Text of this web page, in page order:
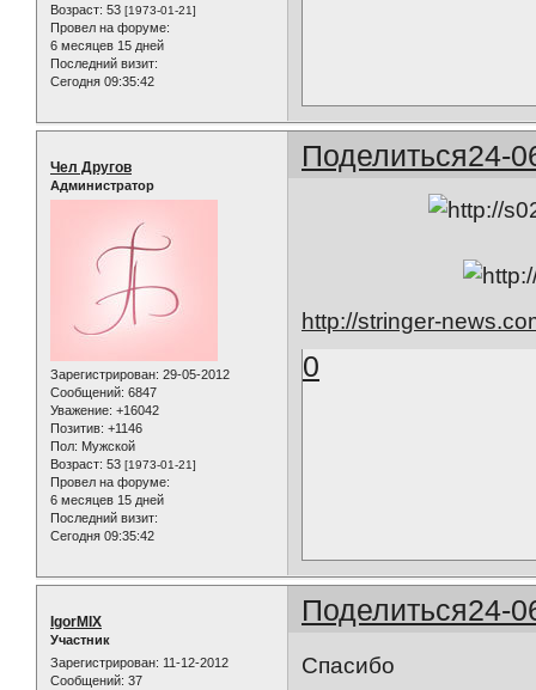
Возраст: 53 [1973-01-21]
Провел на форуме:
6 месяцев 15 дней
Последний визит:
Сегодня 09:35:42
Поделиться24-
Чел Другов
Администратор
Зарегистрирован: 29-05-2012
Сообщений: 6847
Уважение: +16042
Позитив: +1146
Пол: Мужской
Возраст: 53 [1973-01-21]
Провел на форуме:
6 месяцев 15 дней
Последний визит:
Сегодня 09:35:42
http://stringer-
0
Поделиться24-
IgorMIX
Участник
Зарегистрирован: 11-12-2012
Сообщений: 37
Спасибо